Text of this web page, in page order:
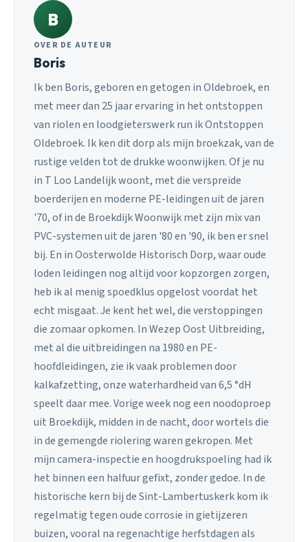
B
OVER DE AUTEUR
Boris
Ik ben Boris, geboren en getogen in Oldebroek, en
met meer dan 25 jaar ervaring in het ontstoppen
van riolen en loodgieterswerk run ik Ontstoppen
Oldebroek. Ik ken dit dorp als mijn broekzak, van de
rustige velden tot de drukke woonwijken. Of je nu
in T Loo Landelijk woont, met die verspreide
boerderijen en moderne PE-leidingen uit de jaren
'70, of in de Broekdijk Woonwijk met zijn mix van
PVC-systemen uit de jaren '80 en '90, ik ben er snel
bij. En in Oosterwolde Historisch Dorp, waar oude
loden leidingen nog altijd voor kopzorgen zorgen,
heb ik al menig spoedklus opgelost voordat het
echt misgaat. Je kent het wel, die verstoppingen
die zomaar opkomen. In Wezep Oost Uitbreiding,
met al die uitbreidingen na 1980 en PE-
hoofdleidingen, zie ik vaak problemen door
kalkafzetting, onze waterhardheid van 6,5 °dH
speelt daar mee. Vorige week nog een noodoproep
uit Broekdijk, midden in de nacht, door wortels die
in de gemengde riolering waren gekropen. Met
mijn camera-inspectie en hoogdrukspoeling had ik
het binnen een halfuur gefixt, zonder gedoe. In de
historische kern bij de Sint-Lambertuskerk kom ik
regelmatig tegen oude corrosie in gietijzeren
buizen, vooral na regenachtige herfstdagen als